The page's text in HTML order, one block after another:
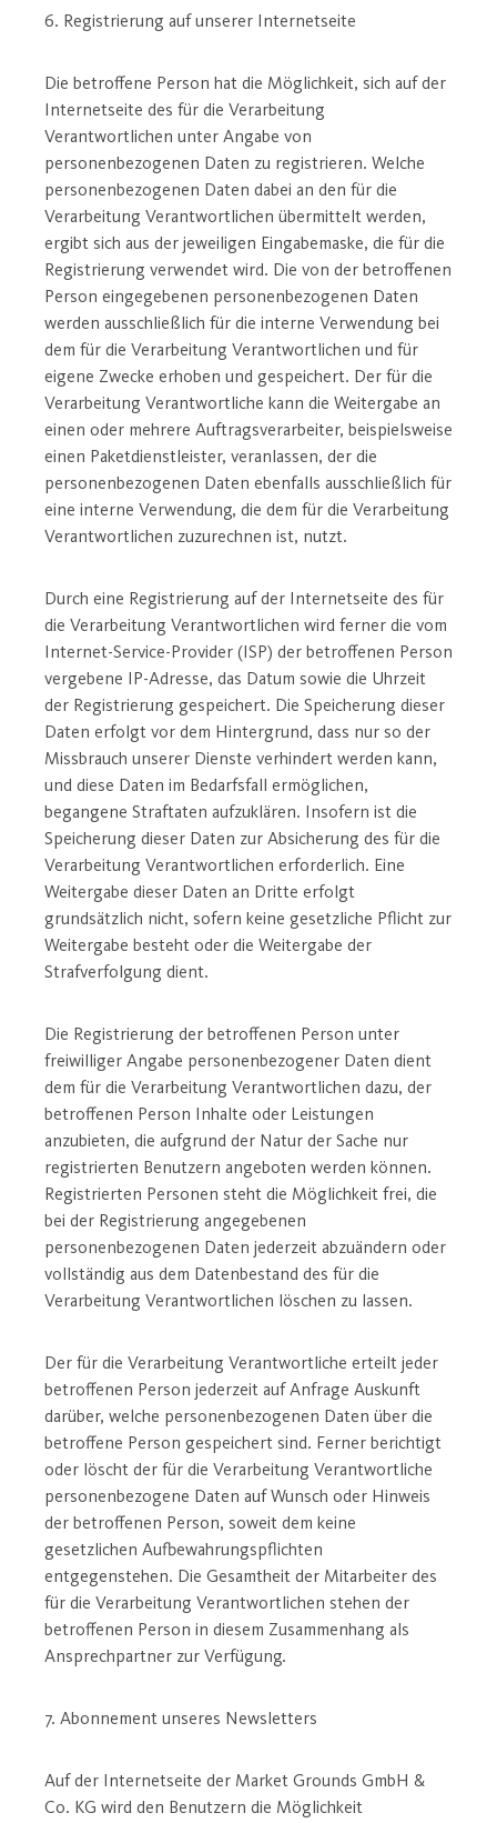
6. Registrierung auf unserer Internetseite
Die betroffene Person hat die Möglichkeit, sich auf der
Internetseite des für die Verarbeitung
Verantwortlichen unter Angabe von
personenbezogenen Daten zu registrieren. Welche
personenbezogenen Daten dabei an den für die
Verarbeitung Verantwortlichen übermittelt werden,
ergibt sich aus der jeweiligen Eingabemaske, die für die
Registrierung verwendet wird. Die von der betroffenen
Person eingegebenen personenbezogenen Daten
werden ausschließlich für die interne Verwendung bei
dem für die Verarbeitung Verantwortlichen und für
eigene Zwecke erhoben und gespeichert. Der für die
Verarbeitung Verantwortliche kann die Weitergabe an
einen oder mehrere Auftragsverarbeiter, beispielsweise
einen Paketdienstleister, veranlassen, der die
personenbezogenen Daten ebenfalls ausschließlich für
eine interne Verwendung, die dem für die Verarbeitung
Verantwortlichen zuzurechnen ist, nutzt.
Durch eine Registrierung auf der Internetseite des für
die Verarbeitung Verantwortlichen wird ferner die vom
Internet-Service-Provider (ISP) der betroffenen Person
vergebene IP-Adresse, das Datum sowie die Uhrzeit
der Registrierung gespeichert. Die Speicherung dieser
Daten erfolgt vor dem Hintergrund, dass nur so der
Missbrauch unserer Dienste verhindert werden kann,
und diese Daten im Bedarfsfall ermöglichen,
begangene Straftaten aufzuklären. Insofern ist die
Speicherung dieser Daten zur Absicherung des für die
Verarbeitung Verantwortlichen erforderlich. Eine
Weitergabe dieser Daten an Dritte erfolgt
grundsätzlich nicht, sofern keine gesetzliche Pflicht zur
Weitergabe besteht oder die Weitergabe der
Strafverfolgung dient.
Die Registrierung der betroffenen Person unter
freiwilliger Angabe personenbezogener Daten dient
dem für die Verarbeitung Verantwortlichen dazu, der
betroffenen Person Inhalte oder Leistungen
anzubieten, die aufgrund der Natur der Sache nur
registrierten Benutzern angeboten werden können.
Registrierten Personen steht die Möglichkeit frei, die
bei der Registrierung angegebenen
personenbezogenen Daten jederzeit abzuändern oder
vollständig aus dem Datenbestand des für die
Verarbeitung Verantwortlichen löschen zu lassen.
Der für die Verarbeitung Verantwortliche erteilt jeder
betroffenen Person jederzeit auf Anfrage Auskunft
darüber, welche personenbezogenen Daten über die
betroffene Person gespeichert sind. Ferner berichtigt
oder löscht der für die Verarbeitung Verantwortliche
personenbezogene Daten auf Wunsch oder Hinweis
der betroffenen Person, soweit dem keine
gesetzlichen Aufbewahrungspflichten
entgegenstehen. Die Gesamtheit der Mitarbeiter des
für die Verarbeitung Verantwortlichen stehen der
betroffenen Person in diesem Zusammenhang als
Ansprechpartner zur Verfügung.
7. Abonnement unseres Newsletters
Auf der Internetseite der Market Grounds GmbH &
Co. KG wird den Benutzern die Möglichkeit